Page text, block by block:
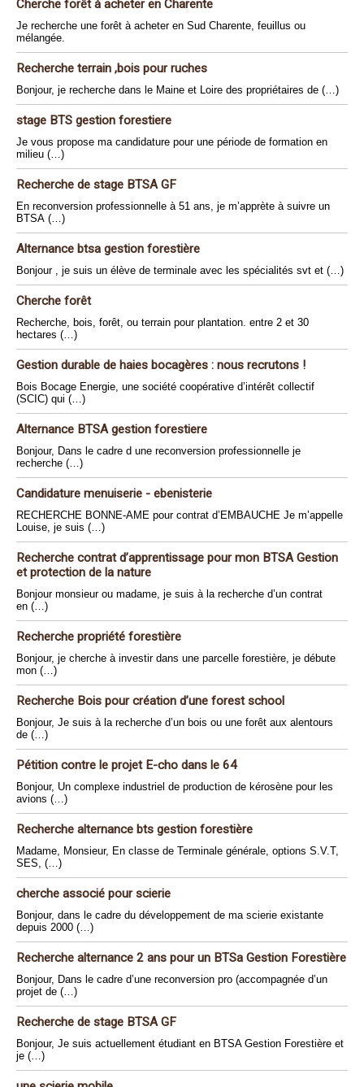
Cherche forêt à acheter en Charente
Je recherche une forêt à acheter en Sud Charente, feuillus ou
mélangée.
Recherche terrain ,bois pour ruches
Bonjour, je recherche dans le Maine et Loire des propriétaires de (…)
stage BTS gestion forestiere
Je vous propose ma candidature pour une période de formation en
milieu (…)
Recherche de stage BTSA GF
En reconversion professionnelle à 51 ans, je m’apprète à suivre un
BTSA (…)
Alternance btsa gestion forestière
Bonjour , je suis un élève de terminale avec les spécialités svt et (…)
Cherche forêt
Recherche, bois, forêt, ou terrain pour plantation. entre 2 et 30
hectares (…)
Gestion durable de haies bocagères : nous recrutons !
Bois Bocage Energie, une société coopérative d’intérêt collectif
(SCIC) qui (…)
Alternance BTSA gestion forestiere
Bonjour, Dans le cadre d une reconversion professionnelle je
recherche (…)
Candidature menuiserie - ebenisterie
RECHERCHE BONNE-AME pour contrat d’EMBAUCHE Je m’appelle
Louise, je suis (…)
Recherche contrat d’apprentissage pour mon BTSA Gestion
et protection de la nature
Bonjour monsieur ou madame, je suis à la recherche d’un contrat
en (…)
Recherche propriété forestière
Bonjour, je cherche à investir dans une parcelle forestière, je débute
mon (…)
Recherche Bois pour création d’une forest school
Bonjour, Je suis à la recherche d’un bois ou une forêt aux alentours
de (…)
Pétition contre le projet E-cho dans le 64
Bonjour, Un complexe industriel de production de kérosène pour les
avions (…)
Recherche alternance bts gestion forestière
Madame, Monsieur, En classe de Terminale générale, options S.V.T,
SES, (…)
cherche associé pour scierie
Bonjour, dans le cadre du développement de ma scierie existante
depuis 2000 (…)
Recherche alternance 2 ans pour un BTSa Gestion Forestière
Bonjour, Dans le cadre d’une reconversion pro (accompagnée d’un
projet de (…)
Recherche de stage BTSA GF
Bonjour, Je suis actuellement étudiant en BTSA Gestion Forestière et
je (…)